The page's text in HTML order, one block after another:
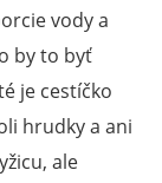
vody a
by to byť
je cestíčko
hrudky a ani
ale